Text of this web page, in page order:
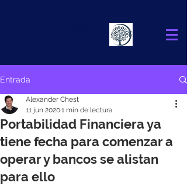
Entrada
Portabilidad Financiera ya
tiene fecha para comenzar a
operar y bancos se alistan
para ello
Alexander Chest
11 jun 20201 min de lectura